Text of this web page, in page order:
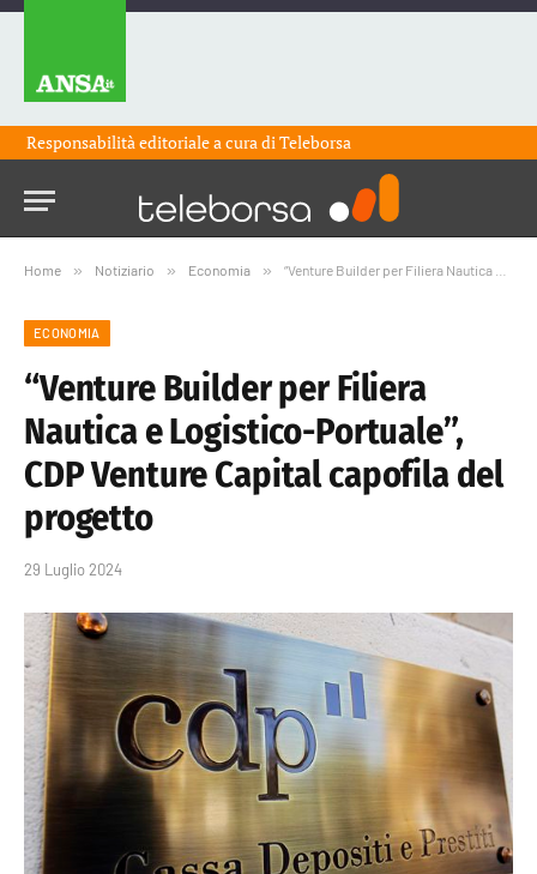
Responsabilità editoriale a cura diTeleborsa
Home » Notiziario » Economia » “Venture Builder per Filiera Nautica e Logistico-Portuale”, CDP Venture Capital capofila del progetto
ECONOMIA
“Venture Builder per Filiera
Nautica e Logistico-Portuale”,
CDP Venture Capital capofila del
progetto
29 Luglio 2024